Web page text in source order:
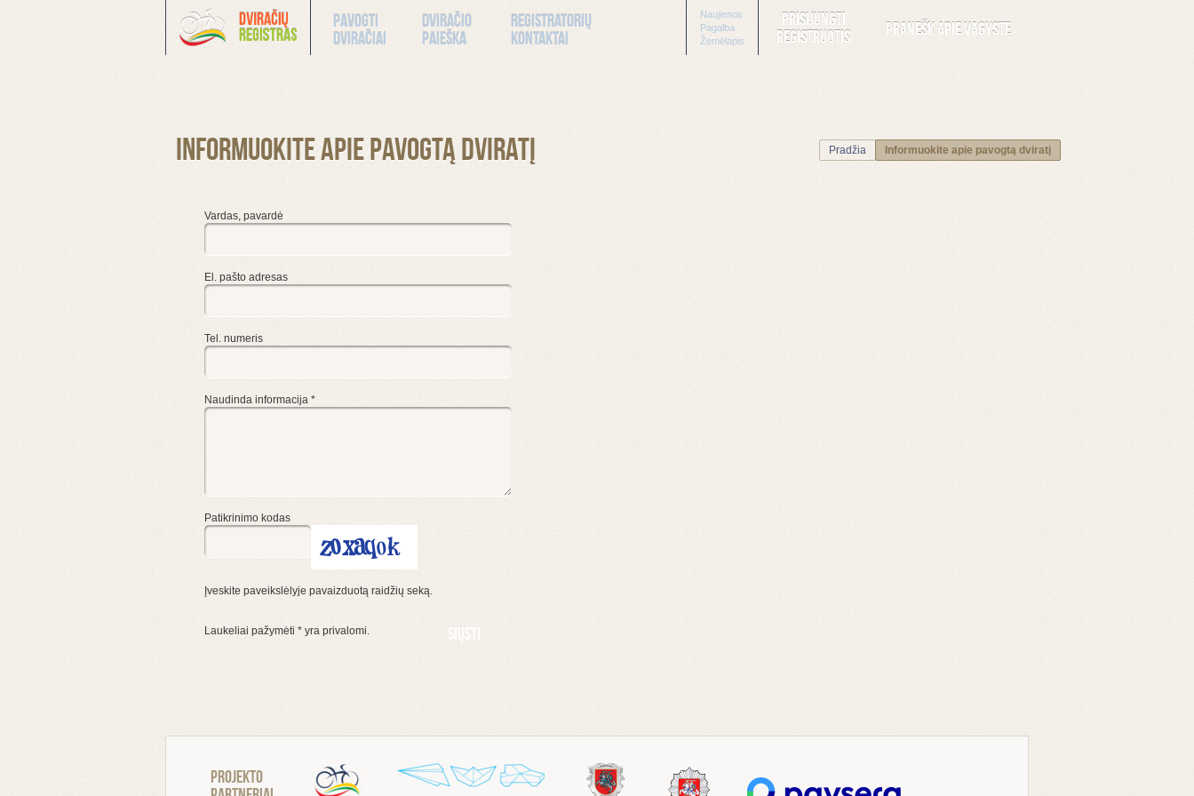
Pavogti
dviračiai
Dviračio
paieška
Registratorių
kontaktai
Pranešk apie vagystę
Prisijungti
Registruotis
Naujienos
Pagalba
Žemėlapis
Informuokite apie pavogtą dviratį Pradžia Informuokite apie pavogtą dviratį
Vardas, pavardė
El. pašto adresas
Tel. numeris
Naudinda informacija *
Patikrinimo kodas
Įveskite paveikslėlyje pavaizduotą raidžių seką.
Laukeliai pažymėti * yra privalomi.
Projekto